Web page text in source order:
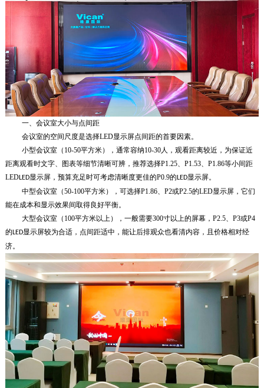
一、会议室大小与点间距
会议室的空间尺度是选择LED显示屏点间距的首要因素。
小型会议室（10-50平方米），通常容纳10-30人，观看距离较近，为保证近
距离观看时文字、图表等细节清晰可辨，推荐选择P1.25、P1.53、P1.86等小间距
LEDLED显示屏，预算充足时可考虑清晰度更佳的P0.9的LED显示屏。
中型会议室（50-100平方米），可选择P1.86、P2或P2.5的LED显示屏，它们
能在成本和显示效果间取得良好平衡。
大型会议室（100平方米以上），一般需要300寸以上的屏幕，P2.5、P3或P4
的LED显示屏较为合适，点间距适中，能让后排观众也看清内容，且价格相对经
济。